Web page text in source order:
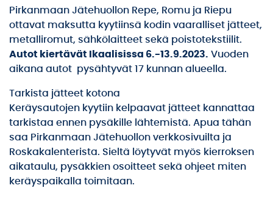
Pirkanmaan Jätehuollon Repe, Romu ja Riepu
ottavat maksutta kyytiinsä kodin vaaralliset jätteet,
metalliromut, sähkölaitteet sekä poistotekstiilit.
Autot kiertävät Ikaalisissa 6.-13.9.2023. Vuoden
aikana autot pysähtyvät 17 kunnan alueella.
Tarkista jätteet kotona
Keräysautojen kyytiin kelpaavat jätteet kannattaa
tarkistaa ennen pysäkille lähtemistä. Apua tähän
saa Pirkanmaan Jätehuollon verkkosivuilta ja
Roskakalenterista. Sieltä löytyvät myös kierroksen
aikataulu, pysäkkien osoitteet sekä ohjeet miten
keräyspaikalla toimitaan.